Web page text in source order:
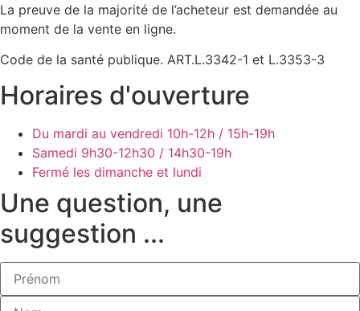
La preuve de la majorité de l’acheteur est demandée au
moment de la vente en ligne.
Code de la santé publique. ART.L.3342-1 et L.3353-3
Horaires d'ouverture
Du mardi au vendredi 10h-12h / 15h-19h
Samedi 9h30-12h30 / 14h30-19h
Fermé les dimanche et lundi
Une question, une
suggestion ...